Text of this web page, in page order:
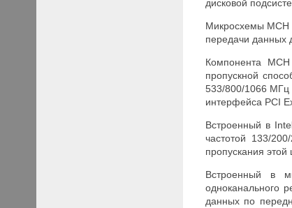
дисковой
Микросхемы MCH
передачи данных
Компонента
пропускной
533/800/1066 МГц
интерфейса PCI
Встроенный в
частотой 133/
пропускания этой
Встроенный в
одноканального
данных по